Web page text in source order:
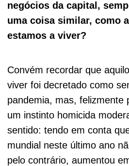
negócios da capital,
uma coisa similar, como
estamos a viver?
Convém recordar que
viver foi decretado como
pandemia, mas, felizmente
um instinto homicida
sentido: tendo em conta
mundial neste último ano
pelo contrário, aumentou